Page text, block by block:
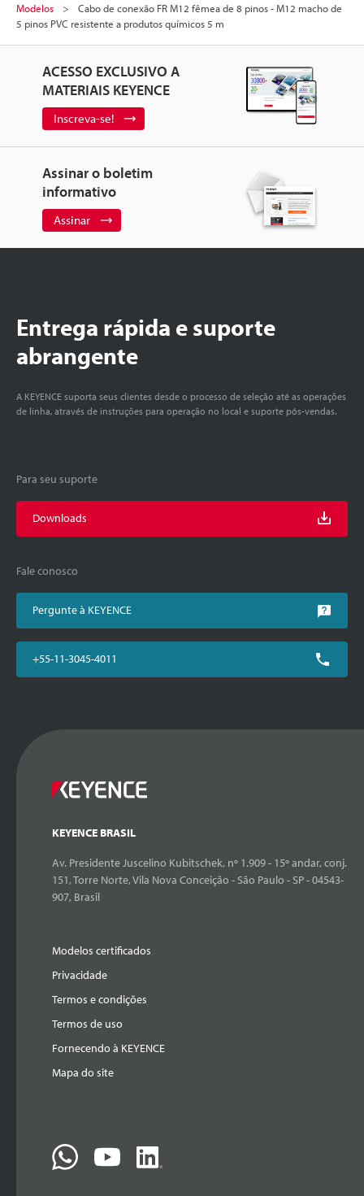
Modelos
Cabo de conexão FR M12 fêmea de 8 pinos - M12 macho de
5 pinos PVC resistente a produtos químicos 5 m
ACESSO EXCLUSIVO A
MATERIAIS KEYENCE
Inscreva-se!
Assinar o boletim
informativo
Assinar
Entrega rápida e suporte
abrangente
A KEYENCE suporta seus clientes desde o processo de seleção até as operações
de linha, através de instruções para operação no local e suporte pós-vendas.
Para seu suporte
Downloads
Fale conosco
Pergunte à KEYENCE
+55-11-3045-4011
KEYENCE BRASIL
Av. Presidente Juscelino Kubitschek, nº 1.909 - 15º andar, conj.
151, Torre Norte, Vila Nova Conceição - São Paulo - SP - 04543-
907, Brasil
Modelos certificados
Privacidade
Termos e condições
Termos de uso
Fornecendo à KEYENCE
Mapa do site